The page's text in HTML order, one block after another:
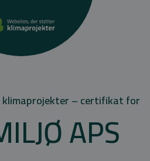
– certifikat for
APS